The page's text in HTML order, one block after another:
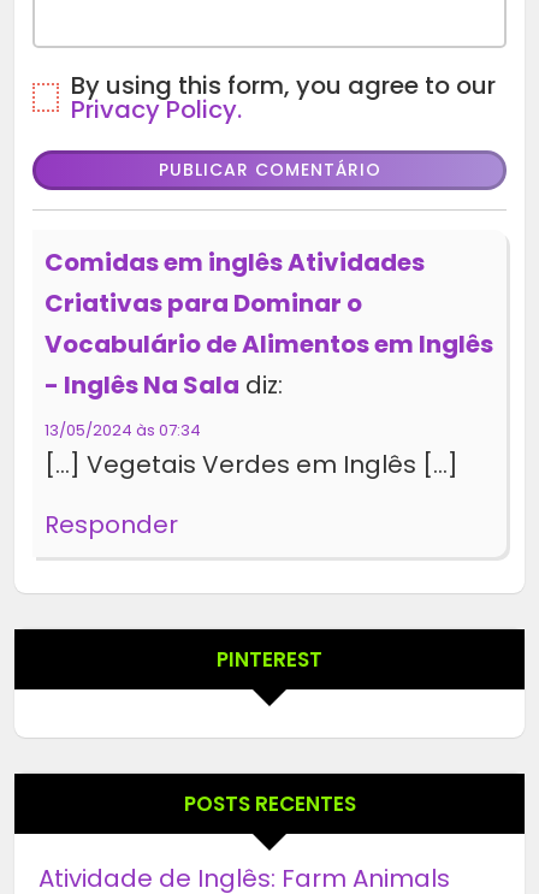
By using this form, you agree to our
Privacy Policy.
Comidas em inglês Atividades
Criativas para Dominar o
Vocabulário de Alimentos em Inglês
- Inglês Na Sala diz:
13/05/2024 às 07:34
[…] Vegetais Verdes em Inglês […]
Responder
PINTEREST
POSTS RECENTES
Atividade de Inglês: Farm Animals